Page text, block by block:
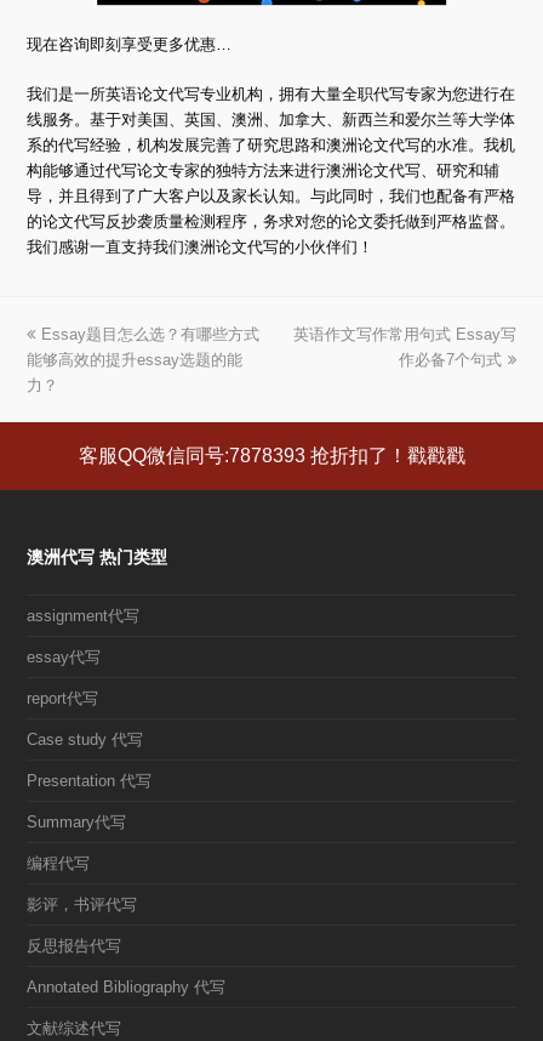
现在咨询即刻享受更多优惠…
我们是一所英语论文代写专业机构，拥有大量全职代写专家为您进行在
线服务。基于对美国、英国、澳洲、加拿大、新西兰和爱尔兰等大学体
系的代写经验，机构发展完善了研究思路和澳洲论文代写的水准。我机
构能够通过代写论文专家的独特方法来进行澳洲论文代写、研究和辅
导，并且得到了广大客户以及家长认知。与此同时，我们也配备有严格
的论文代写反抄袭质量检测程序，务求对您的论文委托做到严格监督。
我们感谢一直支持我们澳洲论文代写的小伙伴们！
上
一
篇
Essay题目怎么选？有哪些方式
能够高效的提升essay选题的能
力？
下
英语作文写作常用句式 Essay写
作必备7个句式
客服QQ微信同号:7878393 抢折扣了！戳戳戳
澳洲代写 热门类型
assignment代写
essay代写
report代写
Case study 代写
Presentation 代写
Summary代写
编程代写
影评，书评代写
反思报告代写
Annotated Bibliography 代写
文献综述代写